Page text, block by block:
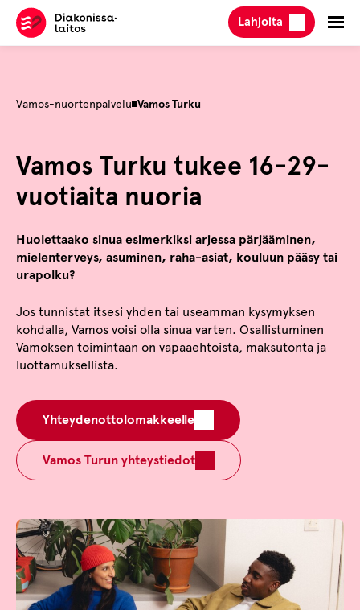
Hyppää
sisältöön
Lahjoita
Vamos-nuortenpalvelu Vamos Turku
Vamos Turku tukee 16-29-
vuotiaita nuoria
Huolettaako sinua esimerkiksi arjessa pärjääminen,
mielenterveys, asuminen, raha-asiat, kouluun pääsy tai
urapolku?
Jos tunnistat itsesi yhden tai useamman kysymyksen
kohdalla, Vamos voisi olla sinua varten. Osallistuminen
Vamoksen toimintaan on vapaaehtoista, maksutonta ja
luottamuksellista.
Yhteydenottolomakkeelle
Vamos Turun yhteystiedot